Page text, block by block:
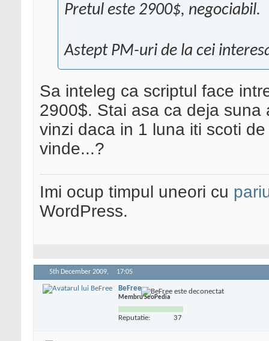
Pretul este 2900$, negociabil.
Astept PM-uri de la cei
Sa inteleg ca scriptul face
2900$. Stai asa ca deja suna
vinzi daca in 1 luna iti scoti
vinde...?
Imi ocup timpul uneori cu
WordPress.
5th December 2009, 17:05
BeFree
Membru SeoPedia
Reputatie: 37